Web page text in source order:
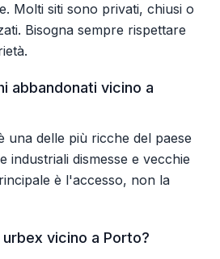
Molti siti sono privati, chiusi o
Bisogna sempre rispettare
abbandonati vicino a
una delle più ricche del paese
industriali dismesse e vecchie
è l'accesso, non la
vicino a Porto?